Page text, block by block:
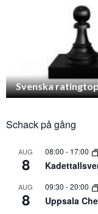
Svenska
Schack på gång
AUG
8
08:00 - 17:00
AUG
8
09:30 -20:00
Uppsala